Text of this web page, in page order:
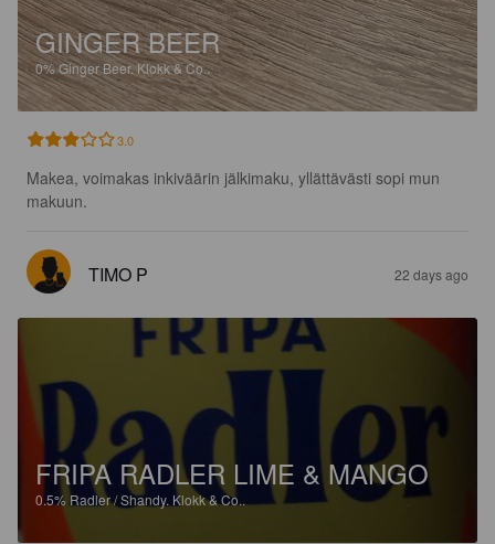
GINGER BEER
0%Ginger Beer.Klokk & Co..
3.0
Makea, voimakas inkiväärin jälkimaku, yllättävästi sopi mun
makuun.
TIMO P 22 days ago
FRIPA RADLER LIME & MANGO
0.5% Radler / Shandy. Klokk & Co..